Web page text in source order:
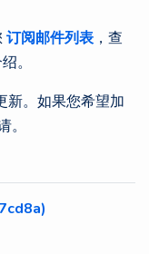
订阅邮件列表 ，查
。
新。如果您希望加